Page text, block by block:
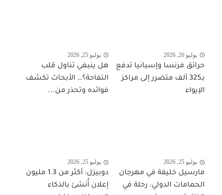
يوليو 26, 2026
حرائق فرنسا وإسبانيا تدفع
بـ325 ألف متضرر إلى مراكز
الإيواء
يوليو 25, 2026
هل ينبغي تناول قلب
التفاحة؟… الأبحاث تكشف
فوائده وتحذر من...
يوليو 25, 2026
مارسيل خليفة في مهرجان
الحمامات الدولي: رحلة في
يوليو 25, 2026
دوبيزل: أكثر من 1.3 مليون
إعلان أُنشئ بالذكاء